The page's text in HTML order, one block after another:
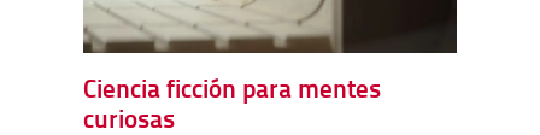
Ciencia ficción para mentes
curiosas